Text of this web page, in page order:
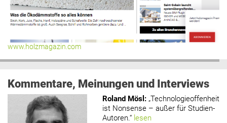
www.holzmagazin.com
Kommentare, Meinungen und Interviews
Roland Mösl : „Technologieoffenheit
ist Nonsense – außer für Studien-
Autoren.“ lesen